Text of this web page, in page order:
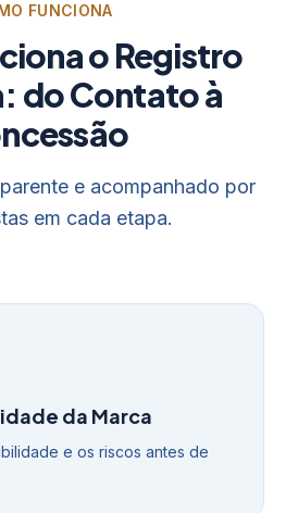
FUNCIONA
o Registro
do Contato à
e acompanhado por
em cada etapa.
da Marca
e os riscos antes de